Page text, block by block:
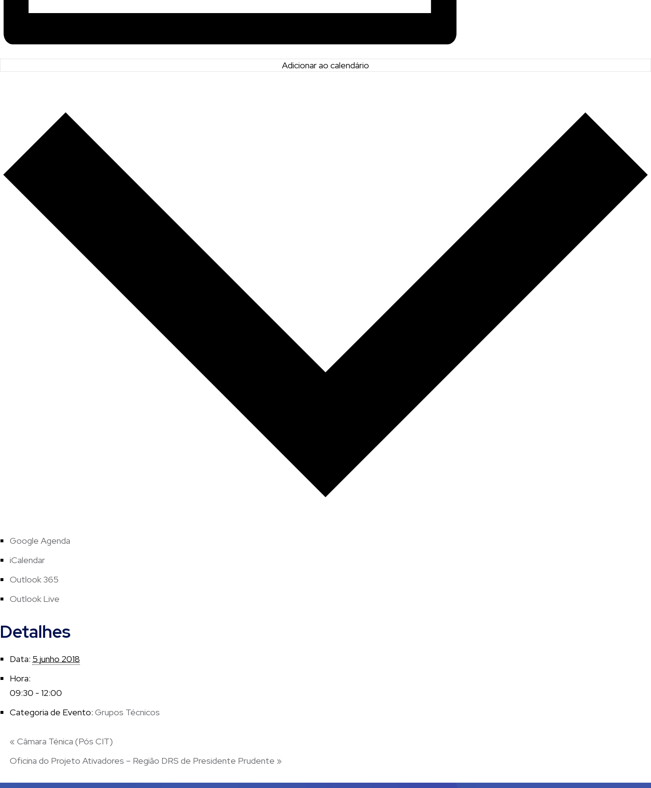
Adicionar ao calendário
Google Agenda
iCalendar
Outlook 365
Outlook Live
Detalhes
Data: 5 junho 2018
Hora:
09:30 - 12:00
Categoria de Evento: Grupos Técnicos
« Câmara Ténica (Pós CIT)
Oficina do Projeto Ativadores – Região DRS de Presidente Prudente »